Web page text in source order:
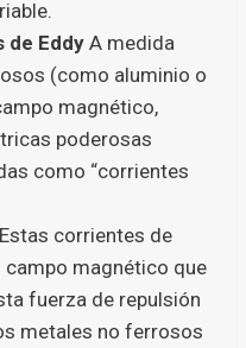
de Eddy A medida
(como aluminio o
magnético,
poderosas
como “corrientes
Estas corrientes de
campo magnético que
fuerza de repulsión
metales no ferrosos